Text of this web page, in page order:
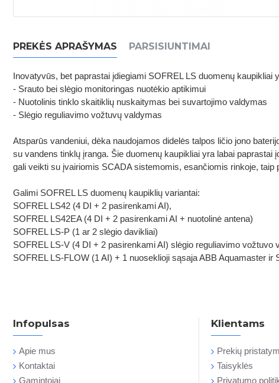
PREKĖS APRAŠYMAS PARSISIUNTIMAI
Inovatyvūs, bet paprastai įdiegiami SOFREL LS duomenų
- Srauto bei slėgio monitoringas nuotėkio aptikimui
- Nuotolinis tinklo skaitiklių nuskaitymas bei suvartojimo valdymas
- Slėgio reguliavimo vožtuvų valdymas
Atsparūs vandeniui, dėka naudojamos didelės talpos ličio jono
su vandens tinklų įranga. Šie duomenų kaupikliai yra labai
gali veikti su įvairiomis SCADA sistemomis, esančiomis rinkoje, taip
Galimi SOFREL LS duomenų kaupiklių variantai:
SOFREL LS42 (4 DI + 2 pasirenkami AI),
SOFREL LS42EA (4 DI + 2 pasirenkami AI + nuotolinė antena)
SOFREL LS-P (1 ar 2 slėgio davikliai)
SOFREL LS-V (4 DI + 2 pasirenkami AI) slėgio reguliavimo vožtuvo
SOFREL LS-FLOW (1 AI) + 1 nuoseklioji sąsaja ABB Aquamaster
Infopulsas
Apie mus
Kontaktai
Gamintojai
Klientams
Prekių
Taisyklės
Privatumo